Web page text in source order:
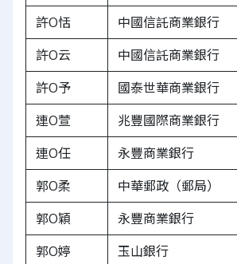
許O恬
中國信託商業銀行
許O云
中國信託商業銀行
許O予
國泰世華商業銀行
連O萱
兆豐國際商業銀行
連O任
永豐商業銀行
郭O柔
中華郵政（郵局）
郭O穎
永豐商業銀行
郭O婷
玉山銀行